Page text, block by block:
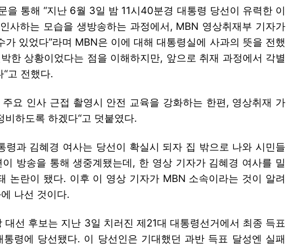
을 통해 “지난 6월 3일 밤 11시40분경 대통령 당선이 유력한 이
사하는 모습을 생방송하는 과정에서, MBN 영상취재부 기자가
가 있었다”라며 MBN은 이에 대해 대통령실에 사과의 뜻을 전했
한 상황이었다는 점을 이해하지만, 앞으로 취재 과정에서 각별
“고 전했다.
주요 인사 근접 촬영시 안전 교육을 강화하는 한편, 영상취재 가
하도록 하겠다“고 덧붙였다.
령과 김혜경 여사는 당선이 확실시 되자 집 밖으로 나와 시민들
방송을 통해 생중계됐는데, 한 영상 기자가 김혜경 여사를 밀
논란이 됐다. 이후 이 영상 기자가 MBN 소속이라는 것이 알려
나선 것이다.
대선 후보는 지난 3일 치러진 제21대 대통령선거에서 최종 득표
령에 당선됐다. 이 당선인은 기대했던 과반 득표 달성엔 실패